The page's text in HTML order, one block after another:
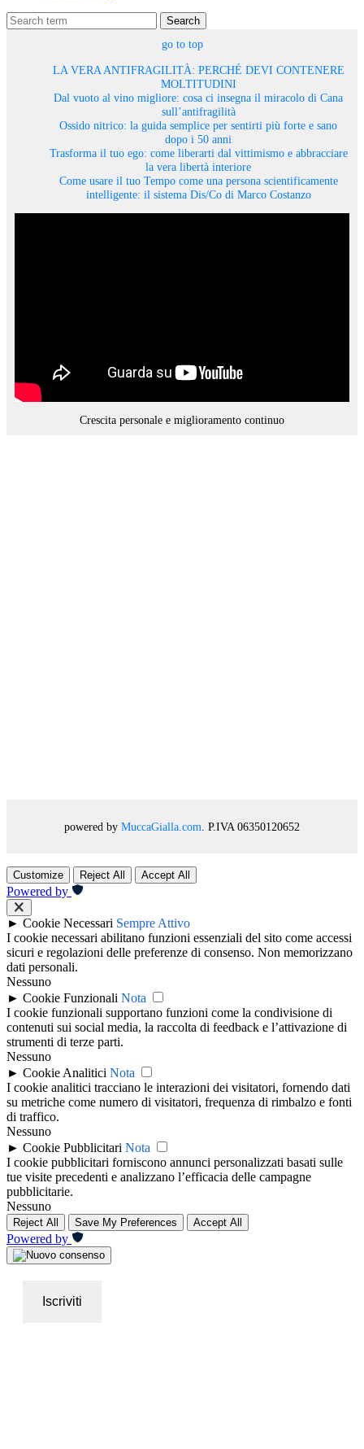
Search
go to top
LA VERA ANTIFRAGILITÀ: PERCHÉ DEVI CONTENERE
MOLTITUDINI
Dal vuoto al vino migliore: cosa ci insegna il miracolo di Cana
sull’antifragilità
Ossido nitrico: la guida semplice per sentirti più forte e sano
dopo i 50 anni
Trasforma il tuo ego: come liberarti dal vittimismo e abbracciare
la vera libertà interiore
Come usare il tuo Tempo come una persona scientificamente
intelligente: il sistema Dis/Co di Marco Costanzo
Crescita personale e miglioramento continuo
powered by MuccaGialla.com . P.IVA 06350120652
Customize Reject All Accept All
Powered by
► Cookie Necessari Sempre Attivo
I cookie necessari abilitano funzioni essenziali del sito come accessi
sicuri e regolazioni delle preferenze di consenso. Non memorizzano
dati personali.
Nessuno
► Cookie Funzionali Nota
I cookie funzionali supportano funzioni come la condivisione di
contenuti sui social media, la raccolta di feedback e l’attivazione di
strumenti di terze parti.
Nessuno
► Cookie Analitici Nota
I cookie analitici tracciano le interazioni dei visitatori, fornendo dati
su metriche come numero di visitatori, frequenza di rimbalzo e fonti
di traffico.
Nessuno
► Cookie Pubblicitari Nota
I cookie pubblicitari forniscono annunci personalizzati basati sulle
tue visite precedenti e analizzano l’efficacia delle campagne
pubblicitarie.
Nessuno
Reject All Save My Preferences Accept All
Powered by
Iscriviti